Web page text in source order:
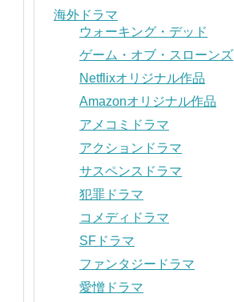
海外ドラマ
ウォーキング・デッド
ゲーム・オブ・スローンズ
Netflixオリジナル作品
Amazonオリジナル作品
アメコミドラマ
アクションドラマ
サスペンスドラマ
犯罪ドラマ
コメディドラマ
SFドラマ
ファンタジードラマ
愛憎ドラマ